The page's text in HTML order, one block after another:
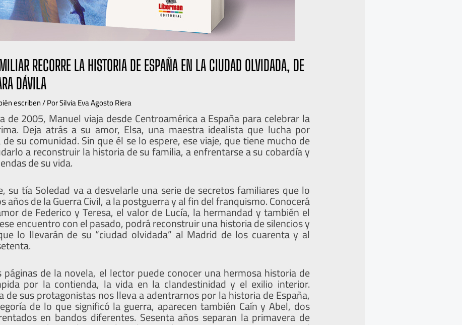
RECORRE LA HISTORIA DE ESPAÑA EN LA CIUDAD OLVIDADA, DE
DÁVILA
escriben/ PorSilvia Eva Agosto Riera
de 2005, Manuel viaja desde Centroamérica a España para celebrar la
Deja atrás a su amor, Elsa, una maestra idealista que lucha por
su comunidad. Sin que él se lo espere, ese viaje, que tiene mucho de
a reconstruir la historia de su familia, a enfrentarse a su cobardía y
de su vida.
su tía Soledad va a desvelarle una serie de secretos familiares que lo
años de la Guerra Civil, a la postguerra y al fin del franquismo. Conocerá
de Federico y Teresa, el valor de Lucía, la hermandad y también el
encuentro con el pasado, podrá reconstruir una historia de silencios y
lo llevarán de su “ciudad olvidada” al Madrid de los cuarenta y al
de la novela, el lector puede conocer una hermosa historia de
por la contienda, la vida en la clandestinidad y el exilio interior.
de sus protagonistas nos lleva a adentrarnos por la historia de España,
de lo que significó la guerra, aparecen también Caín y Abel, dos
en bandos diferentes. Sesenta años separan la primavera de